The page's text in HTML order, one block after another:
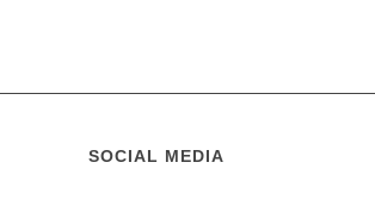
SOCIAL MEDIA